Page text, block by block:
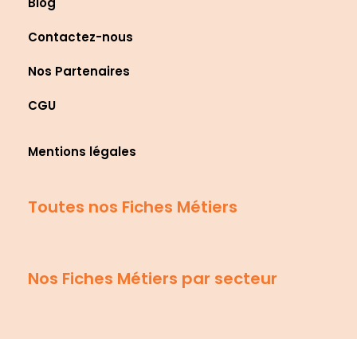
Contactez-nous
Nos Partenaires
CGU
Mentions légales
Toutes nos Fiches Métiers
Nos Fiches Métiers par secteur